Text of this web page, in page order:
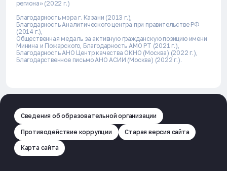
региона» (2022 г.)
Благодарность мэра г. Казани (2013 г.),
Благодарность Аналитического центра при правительстве РФ
(2014 г.),
Общественная медаль за активную гражданскую позицию имени
Минина и Пожарского, Благодарность АМО РТ (2021 г.),
Благодарность АНО Центр качества ОКНО (Москва) (2022 г.),
Благодарственное письмо АНО АСИИ (Москва) (2022 г.).
Сведения об образовательной организации
Противодействие коррупции Старая версия сайта
Карта сайта